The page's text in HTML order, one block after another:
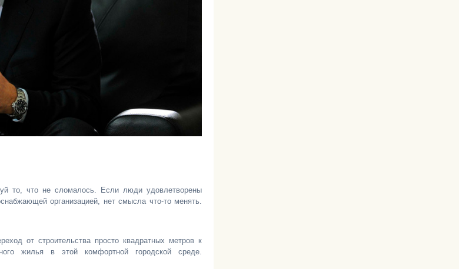
то, что не сломалось. Если люди удовлетворены
организацией, нет смысла что-то менять.
от строительства просто квадратных метров к
жилья в этой комфортной городской среде.